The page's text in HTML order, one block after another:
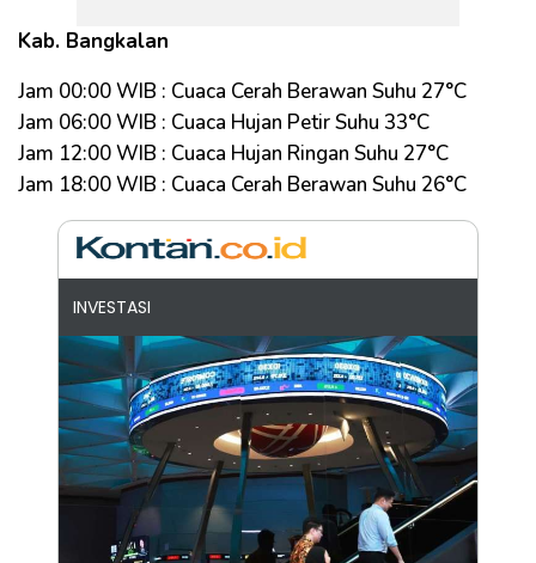
Kab. Bangkalan
Jam 00:00 WIB : Cuaca Cerah Berawan Suhu 27°C
Jam 06:00 WIB : Cuaca Hujan Petir Suhu 33°C
Jam 12:00 WIB : Cuaca Hujan Ringan Suhu 27°C
Jam 18:00 WIB : Cuaca Cerah Berawan Suhu 26°C
INVESTASI